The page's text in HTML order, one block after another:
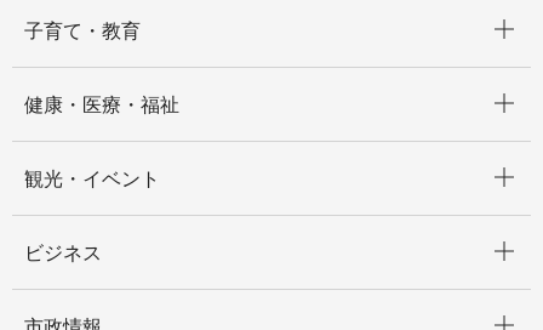
子育て・教育
健康・医療・福祉
観光・イベント
ビジネス